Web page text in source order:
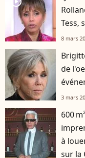
Tess,
8 mars
de
3 mars
600
à
sur la